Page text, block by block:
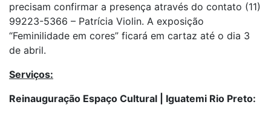
precisam confirmar a presença através do contato (11)
99223-5366 – Patrícia Violin. A exposição
“Feminilidade em cores” ficará em cartaz até o dia 3
de abril.
Serviços:
Reinauguração Espaço Cultural | Iguatemi Rio Preto: